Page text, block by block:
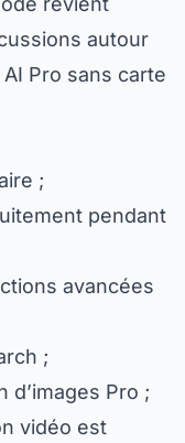
autour
Pro sans carte
;
pendant
avancées
;
Pro ;
vidéo est